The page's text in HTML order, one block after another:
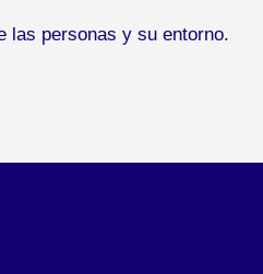
las personas y su entorno.